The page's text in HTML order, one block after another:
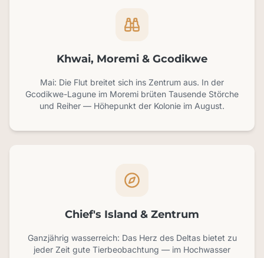
Khwai, Moremi & Gcodikwe
Mai: Die Flut breitet sich ins Zentrum aus. In der
Gcodikwe-Lagune im Moremi brüten Tausende Störche
und Reiher — Höhepunkt der Kolonie im August.
Chief's Island & Zentrum
Ganzjährig wasserreich: Das Herz des Deltas bietet zu
jeder Zeit gute Tierbeobachtung — im Hochwasser